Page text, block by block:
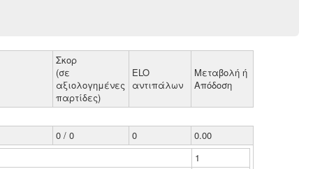
Σκορ
(σε
αξιολογημένες
παρτίδες)
ELO
αντιπάλων
Μεταβολή ή
Απόδοση
0 / 0 0
0.00
1